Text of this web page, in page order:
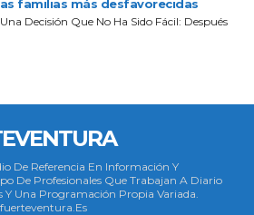
De Referencia En Información Y
De Profesionales Que Trabajan A Diario
Y Una Programación Propia Variada.